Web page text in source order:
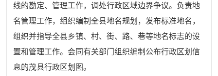
线的勘定、 管理工作，调处行政区域边界争议。 负责地
名管理工作，组织编制全县地名规划，发布标准地名，
组织并指导全县乡镇、村、街、路、巷等地名标志的设
置和管理工作。会同有关部门组织编制公布行政区划信
息的茂县行政区划图。